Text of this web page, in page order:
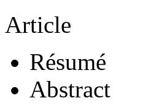
Article
Résumé
Abstract